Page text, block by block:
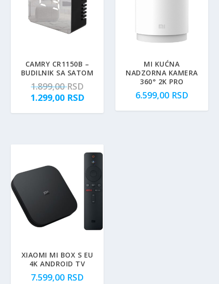
CAMRY CR1150B –
BUDILNIK SA SATOM
1.899,00RSD
r
a
n
a
a
e
b
i
1.299,00 RSDT
t
a
c
j
:
1
MI KUĆNA
NADZORNA KAMERA
360° 2K PRO
6.599,00 RSD
XIAOMI MI BOX S EU
4K ANDROID TV
7.599,00 RSD